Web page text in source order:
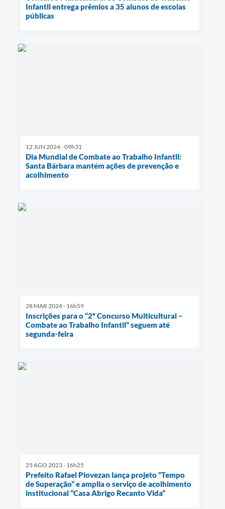
Infantil entrega prêmios a 35 alunos de escolas
públicas
12 JUN 2024 - 09h31
Dia Mundial de Combate ao Trabalho Infantil:
Santa Bárbara mantém ações de prevenção e
acolhimento
28 MAR 2024 - 16h59
Inscrições para o “2º Concurso Multicultural –
Combate ao Trabalho Infantil” seguem até
segunda-feira
25 AGO 2023 - 16h25
Prefeito Rafael Piovezan lança projeto “Tempo
de Superação” e amplia o serviço de acolhimento
institucional “Casa Abrigo Recanto Vida”